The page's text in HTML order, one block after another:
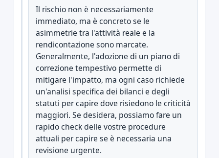
Il rischio non è necessariamente
immediato, ma è concreto se le
asimmetrie tra l'attività reale e la
rendicontazione sono marcate.
Generalmente, l'adozione di un piano di
correzione tempestivo permette di
mitigare l'impatto, ma ogni caso richiede
un'analisi specifica dei bilanci e degli
statuti per capire dove risiedono le criticità
maggiori. Se desidera, possiamo fare un
rapido check delle vostre procedure
attuali per capire se è necessaria una
revisione urgente.